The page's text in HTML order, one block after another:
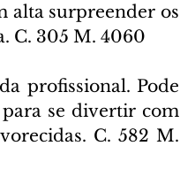
alta surpreender os
C. 305 M. 4060
profissional. Pode
para se divertir com
C. 582 M.